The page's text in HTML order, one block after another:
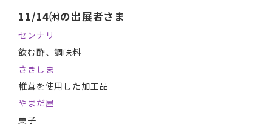
11/14㈭の出展者さま
センナリ
飲む酢、調味料
さきしま
椎茸を使用した加工品
やまだ屋
菓子